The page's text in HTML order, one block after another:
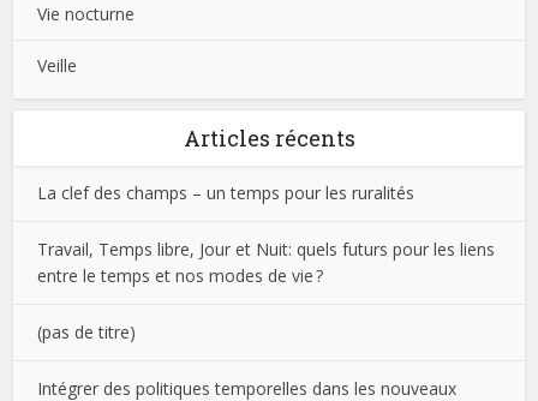
Vie nocturne
Veille
Articles récents
La clef des champs – un temps pour les ruralités
Travail, Temps libre, Jour et Nuit: quels futurs pour les liens
entre le temps et nos modes de vie ?
(pas de titre)
Intégrer des politiques temporelles dans les nouveaux